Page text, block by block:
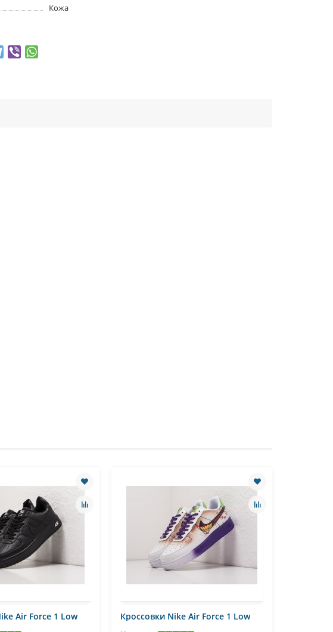
Кожа
Air Force 1 Low Кроссовки Nike Air Force 1 Low